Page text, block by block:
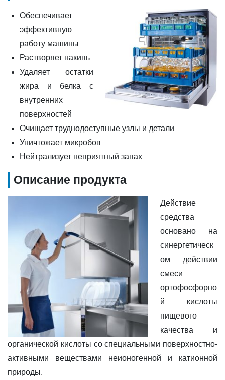
Обеспечивает
эффективную
работу машины
Растворяет накипь
Удаляет остатки
жира и белка с
внутренних
поверхностей
Очищает труднодоступные узлы и детали
Уничтожает микробов
Нейтрализует неприятный запах
Описание продукта
Действие
средства
основано на
синергетическ
ом действии
смеси
ортофосфорно
й кислоты
пищевого
качества и
органической кислоты со специальными поверхностно-
активными веществами неионогенной и катионной
природы.